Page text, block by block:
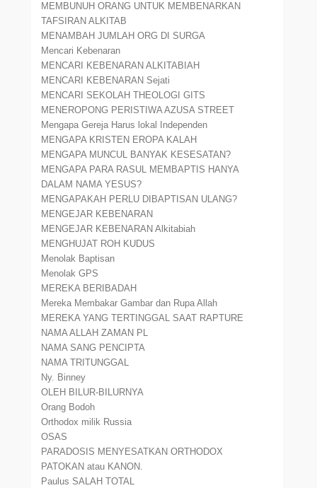
MEMBUNUH ORANG UNTUK MEMBENARKAN
TAFSIRAN ALKITAB
MENAMBAH JUMLAH ORG DI SURGA
Mencari Kebenaran
MENCARI KEBENARAN ALKITABIAH
MENCARI KEBENARAN Sejati
MENCARI SEKOLAH THEOLOGI GITS
MENEROPONG PERISTIWA AZUSA STREET
Mengapa Gereja Harus lokal Independen
MENGAPA KRISTEN EROPA KALAH
MENGAPA MUNCUL BANYAK KESESATAN?
MENGAPA PARA RASUL MEMBAPTIS HANYA
DALAM NAMA YESUS?
MENGAPAKAH PERLU DIBAPTISAN ULANG?
MENGEJAR KEBENARAN
MENGEJAR KEBENARAN Alkitabiah
MENGHUJAT ROH KUDUS
Menolak Baptisan
Menolak GPS
MEREKA BERIBADAH
Mereka Membakar Gambar dan Rupa Allah
MEREKA YANG TERTINGGAL SAAT RAPTURE
NAMA ALLAH ZAMAN PL
NAMA SANG PENCIPTA
NAMA TRITUNGGAL
Ny. Binney
OLEH BILUR-BILURNYA
Orang Bodoh
Orthodox milik Russia
OSAS
PARADOSIS MENYESATKAN ORTHODOX
PATOKAN atau KANON.
Paulus SALAH TOTAL